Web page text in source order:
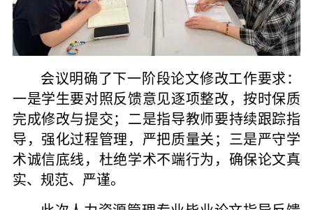
会议明确了下一阶段论文修改工作要求：
一是学生要对照反馈意见逐项整改，按时保质
完成修改与提交；二是指导教师要持续跟踪指
导，强化过程管理，严把质量关；三是严守学
术诚信底线，杜绝学术不端行为，确保论文真
实、规范、严谨。